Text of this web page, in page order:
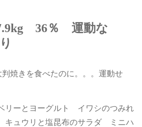
36％ 運動な
焼きを食べたのに。。。運動せ
とヨーグルト イワシのつみれ
キュウリと塩昆布のサラダ ミニハ